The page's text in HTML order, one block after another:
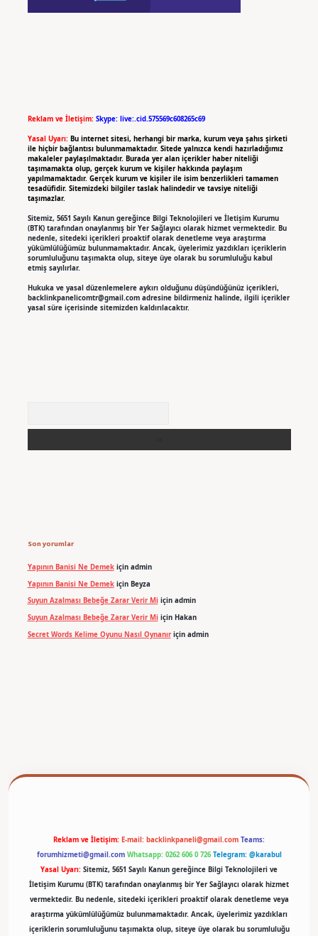
Reklam ve İletişim: Skype: live:.cid.575569c608265c69
Yasal Uyarı: Bu internet sitesi, herhangi bir marka, kurum veya şahıs şirketi
ile hiçbir bağlantısı bulunmamaktadır. Sitede yalnızca kendi hazırladığımız
makaleler paylaşılmaktadır. Burada yer alan içerikler haber niteliği
taşımamakta olup, gerçek kurum ve kişiler hakkında paylaşım
yapılmamaktadır. Gerçek kurum ve kişiler ile isim benzerlikleri tamamen
tesadüfidir. Sitemizdeki bilgiler taslak halindedir ve tavsiye niteliği
taşımazlar.
Sitemiz, 5651 Sayılı Kanun gereğince Bilgi Teknolojileri ve İletişim Kurumu
(BTK) tarafından onaylanmış bir Yer Sağlayıcı olarak hizmet vermektedir. Bu
nedenle, sitedeki içerikleri proaktif olarak denetleme veya araştırma
yükümlülüğümüz bulunmamaktadır. Ancak, üyelerimiz yazdıkları içeriklerin
sorumluluğunu taşımakta olup, siteye üye olarak bu sorumluluğu kabul
etmiş sayılırlar.
Hukuka ve yasal düzenlemelere aykırı olduğunu düşündüğünüz içerikleri,
backlinkpanelicomtr@gmail.comadresine bildirmeniz halinde, ilgili içerikler
yasal süre içerisinde sitemizden kaldırılacaktır.
Son yorumlar
Yapının Banisi Ne Demekiçin admin
Yapının Banisi Ne Demekiçin Beyza
Suyun Azalması Bebeğe Zarar Verir Miiçin admin
Suyun Azalması Bebeğe Zarar Verir Miiçin Hakan
Secret Words Kelime Oyunu Nasıl Oynanıriçin admin
Reklam ve İletişim: E-mail: backlinkpaneli@gmail.com Teams:
forumhizmeti@gmail.com Whatsapp: 0262 606 0 726 Telegram: @karabul
Yasal Uyarı: Sitemiz, 5651 Sayılı Kanun gereğince Bilgi Teknolojileri ve
İletişim Kurumu (BTK) tarafından onaylanmış bir Yer Sağlayıcı olarak hizmet
vermektedir. Bu nedenle, sitedeki içerikleri proaktif olarak denetleme veya
araştırma yükümlülüğümüz bulunmamaktadır. Ancak, üyelerimiz yazdıkları
içeriklerin sorumluluğunu taşımakta olup, siteye üye olarak bu sorumluluğu